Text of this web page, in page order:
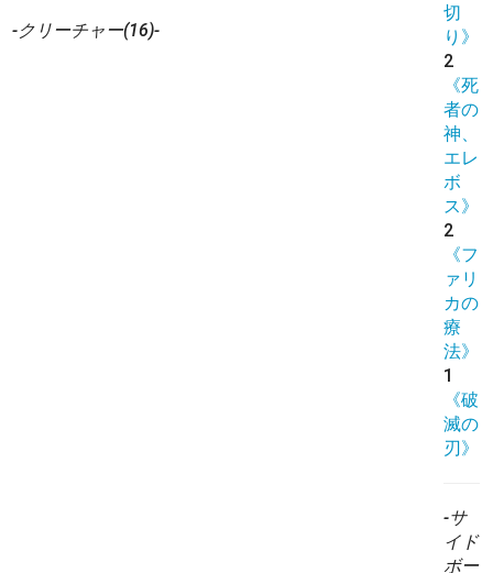
-クリーチャー(16)-
切
り》
2
《死
者の
神、
エレ
ボ
ス》
2
《フ
ァリ
カの
療
法》
1
《破
滅の
刃》
-サ
イド
ボー